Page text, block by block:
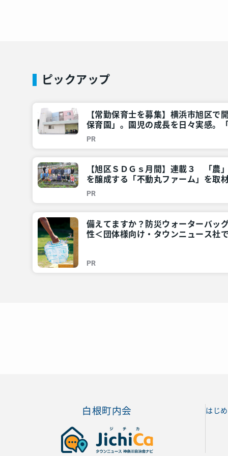
ピックアップ
【常勤保育士を募集】横浜市旭区で
保育園」。園児の成長を日々実感。
ませんか？」 – 神奈川・東京多摩の
PR
【旭区ＳＤＧｓ月間】連載３ 「農
を醸成する「不動丸ファーム」を取
ご近所情報 – レアリア
PR
備えてますか？防災ウォーターバッ
性＜団体様向け・タウンニュース社
PR
白根町内会 はじ